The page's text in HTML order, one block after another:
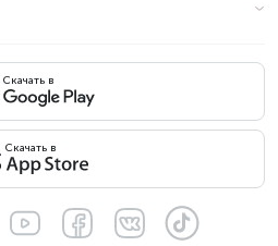
Скачать в
Скачать в